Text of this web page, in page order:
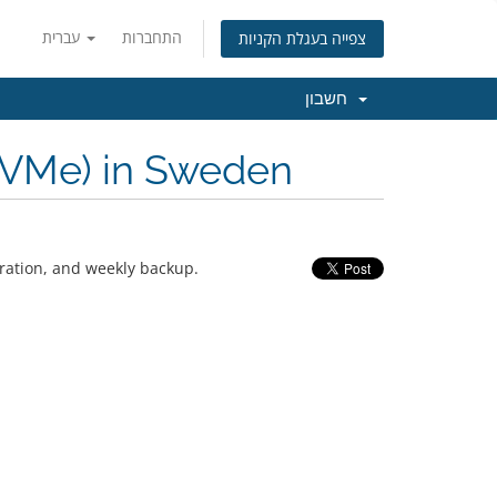
התחברות צפייה בעגלת הקניות
in Sweden
and weekly backup.